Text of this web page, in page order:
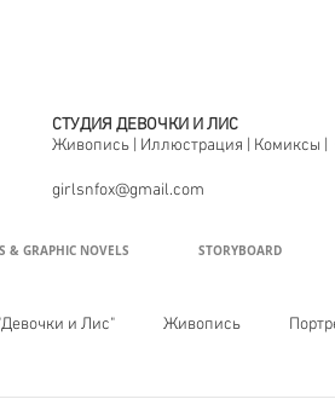
СТУДИЯ ДЕВОЧКИ И ЛИС
Живопись | Иллюстрация | Комиксы |
girlsnfox@gmail.com
& GRAPHIC NOVELS STORYBOARD
и Лис" Живопись